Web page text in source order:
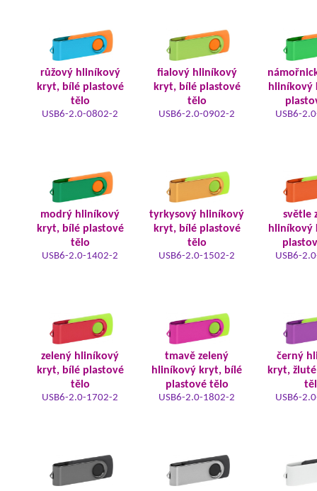
růžový hliníkový
kryt, bílé plastové
tělo
USB6-2.0-0802-2
fialový hliníkový
kryt, bílé plastové
tělo
USB6-2.0-0902-2
hliníkový
USB6-
modrý hliníkový
kryt, bílé plastové
tělo
USB6-2.0-1402-2
tyrkysový hliníkový
kryt, bílé plastové
tělo
USB6-2.0-1502-2
světle
hliníkový
USB6-
zelený hliníkový
kryt, bílé plastové
tělo
USB6-2.0-1702-2
tmavě zelený
hliníkový kryt, bílé
plastové tělo
USB6-2.0-1802-2
černý
kryt,
USB6-